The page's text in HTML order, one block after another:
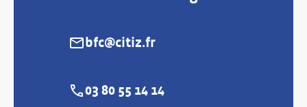
E-mail :bfc@citiz.fr
Téléphone :
03 80 55 14 14